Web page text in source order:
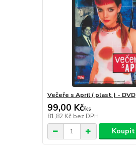
Večeře s April ( plast ) - DVD
99,00 Kč/ks
81,82 Kč bez DPH
Koupit